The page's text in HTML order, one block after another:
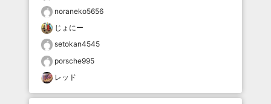
noraneko5656
じょにー
setokan4545
porsche995
レッド